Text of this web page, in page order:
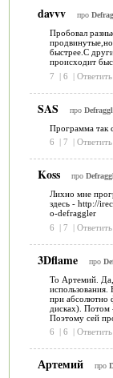
davvv про
Пробовал
быстрее.С
происходит
7
| 6 | Ответить
SAS про
Программа так
6
| 7 | Ответить
Koss про
Лиxно мне
здесь - http://
o-defraggler
6
| 7 | Ответить
3Dflame про
To Артемий.
при абсолютно
дисках). Потом
Поэтому сей
6
| 6 | Ответить
Артемий про